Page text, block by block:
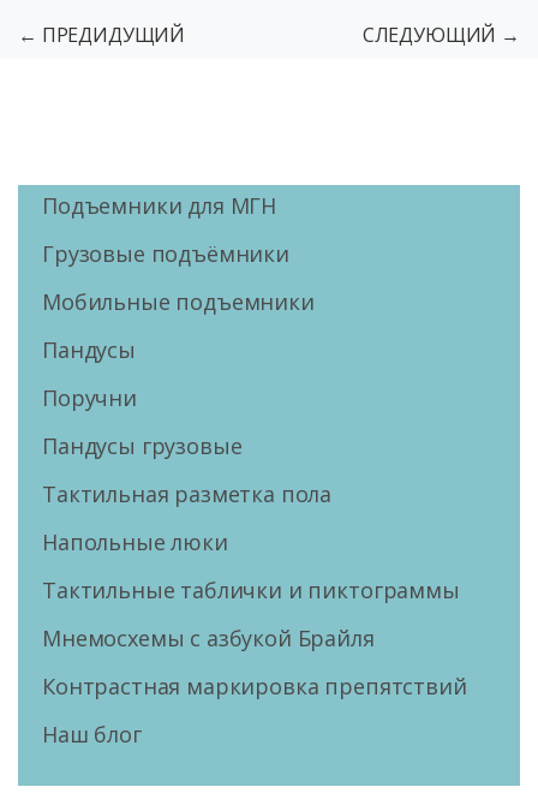
← ПРЕДИДУЩИЙ СЛЕДУЮЩИЙ →
Подъемники для МГН
Грузовые подъёмники
Мобильные подъемники
Пандусы
Поручни
Пандусы грузовые
Тактильная разметка пола
Напольные люки
Тактильные таблички и пиктограммы
Мнемосхемы с азбукой Брайля
Контрастная маркировка препятствий
Наш блог